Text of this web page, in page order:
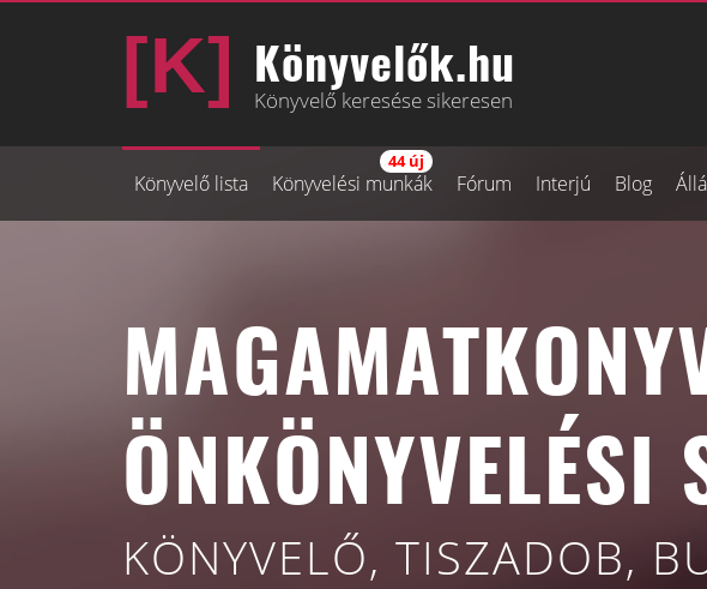
Könyvelők.hu
Könyvelő keresése sikeresen
Könyvelő lista Könyvelési munkák
44 új
Fórum Interjú Blog
ÖNKÖNYVELÉSI
KÖNYVELŐ, TISZADOB,